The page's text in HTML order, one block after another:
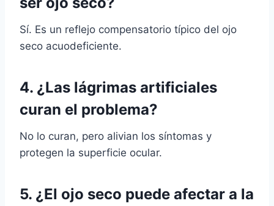
Sí. Es un reflejo compensatorio típico del ojo
seco acuodeficiente.
4. ¿Las lágrimas artificiales
curan el problema?
No lo curan, pero alivian los síntomas y
protegen la superficie ocular.
5. ¿El ojo seco puede afectar a la